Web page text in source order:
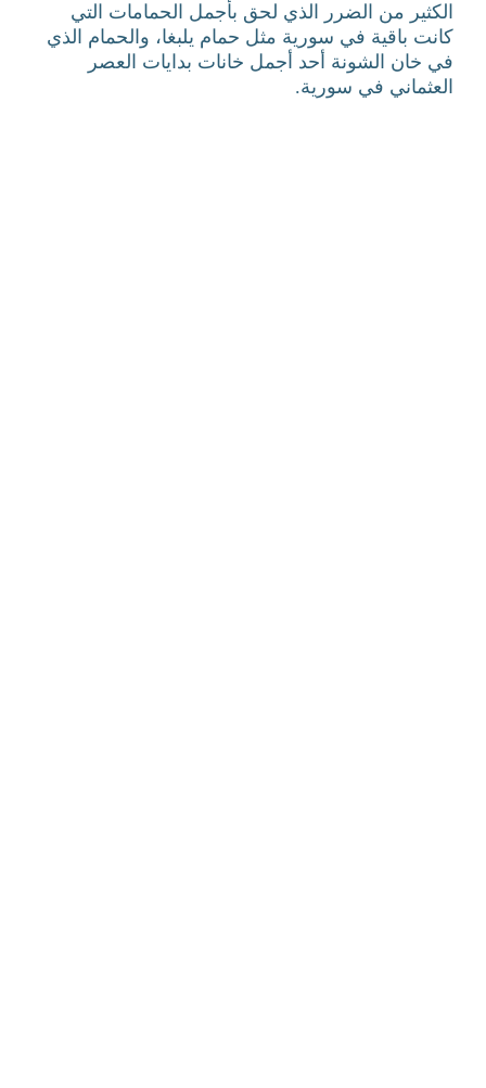
الكثير من الضرر الذي لحق بأجمل الحمامات التي
كانت باقية في سورية مثل حمام يلبغا، والحمام الذي
في خان الشونة أحد أجمل خانات بدايات العصر
العثماني في سورية.